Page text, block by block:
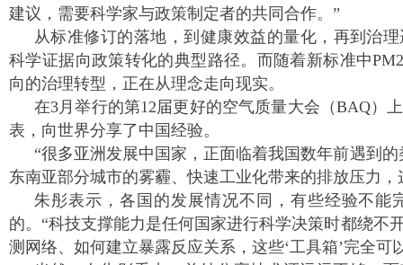
建议，需要科学家与政策制定者的共同合作。”
从标准修订的落地，到健康效益的量化，再到治
科学证据向政策转化的典型路径。而随着新标准中
向的治理转型，正在从理念走向现实。
在3月举行的第12届更好的空气质量大会（BAQ）
表，向世界分享了中国经验。
“很多亚洲发展中国家，正面临着我国数年前遇到
东南亚部分城市的雾霾、快速工业化带来的排放压力
朱彤表示，各国的发展情况不同，有些经验不能
的。“科技支撑能力是任何国家进行科学决策时都绕不
测网络、如何建立暴露反应关系，这些‘工具箱’完全可